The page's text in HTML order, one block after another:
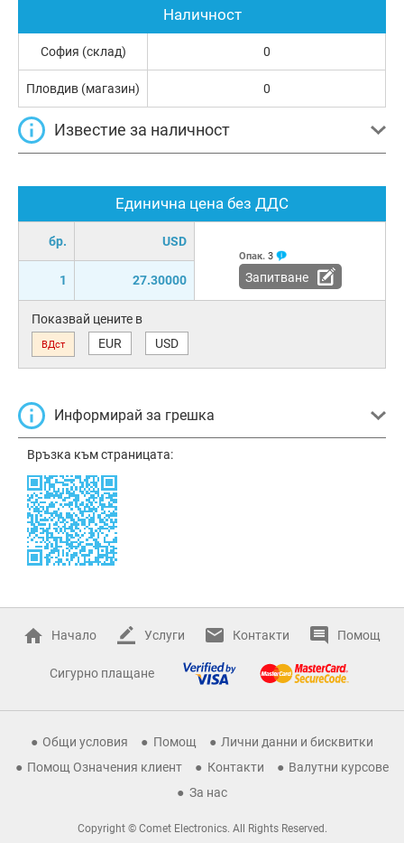
Единична цена без ДДС
бр. USD
1 27.30000
Опак. 3
Запитване
Показвай цените в
ВДст EUR USD
Информирай за грешка
Връзка към страницата:
Наличност
София (склад) 0
Пловдив (магазин) 0
Известие за наличност
Начало Услуги Контакти Помощ
Сигурно плащане
Общи условия Помощ
Лични данни и бисквитки
Помощ Означения клиент
Контакти
Валутни курсове
За нас
Copyright © Comet Electronics. All Rights Reserved.